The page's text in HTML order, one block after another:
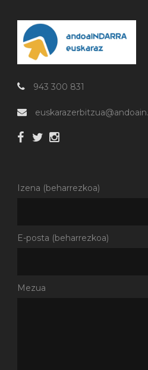
943 300 831
Izena (beharrezkoa)
E-posta (beharrezkoa)
Mezua